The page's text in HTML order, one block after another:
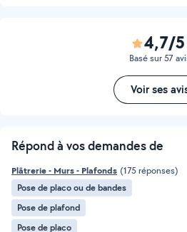
4,7/5
Basé sur 57
Voir ses
Répond à vos demandes de
Plâtrerie - Murs - Plafonds (175 réponses)
Pose de placo ou de bandes
Pose de plafond
Pose de placo